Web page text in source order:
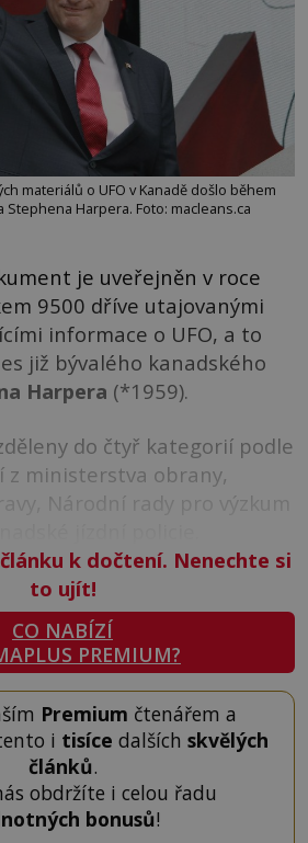
materiálů o UFO v Kanadě došlo během
Harpera. Foto: macleans.ca
je uveřejněn v roce
9500 dříve utajovanými
informace o UFO, a to
již bývalého kanadského
Harpera (*1959).
do čtyř kategorií podle
z ministerstva obrany,
Národní rady pro výzkum
k dočtení. Nenechte si
to ujít!
CO NABÍZÍ
PREMIUM?
Premium čtenářem a
i tisíce dalších skvělých
článků.
obdržíte i celou řadu
bonusů!